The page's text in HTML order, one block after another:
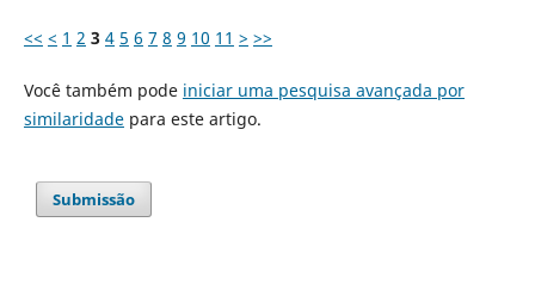
<< < 1 2 3 4 5 6 7 8 9 10 11 > >>
Você também pode iniciar uma pesquisa avançada por
similaridadepara este artigo.
Submissão